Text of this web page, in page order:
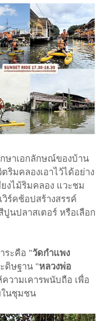
ษาเอกลักษณ์ของบ้าน
มคลองเอาไว้ได้อย่าง
งไม้ริมคลอง แวะชม
ร์คช้อปสร้างสรรค์
นปลาสเตอร์ หรือเลือก
ระคือ "วัดกำแพง
ดิษฐาน "หลวงพ่อ
วามเคารพนับถือ เพื่อ
ในชุมชน